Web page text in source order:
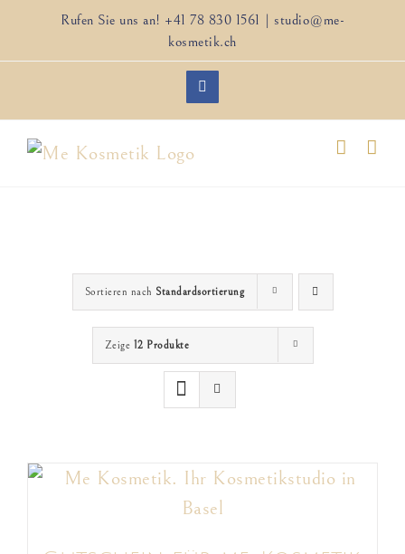
Rufen Sie uns an! +41 78 830 1561 | studio@me-
kosmetik.ch
Facebook
Sortieren nach Standardsortierung
Zeige 12 Produkte